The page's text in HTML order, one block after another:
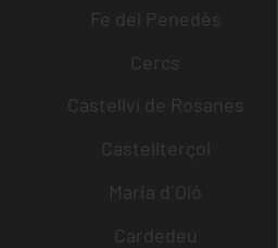
Fe del Penedès
Cercs
Castellví de Rosanes
Castellterçol
Maria d´Oló
Cardedeu